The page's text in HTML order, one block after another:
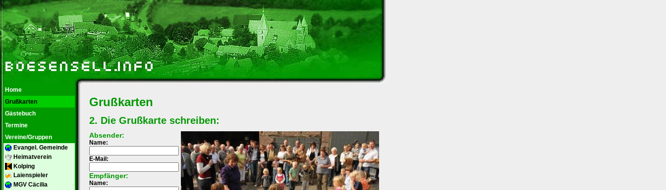
Grußkarten
2. Die Grußkarte schreiben:
Absender:
Name:
E-Mail:
Empfänger:
Name:
Home
Grußkarten
Gästebuch
Termine
Vereine/Gruppen
Evangel. Gemeinde
Heimatverein
Kolping
Laienspieler
MGV Cäcilia